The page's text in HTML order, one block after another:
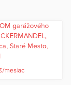
mesiac